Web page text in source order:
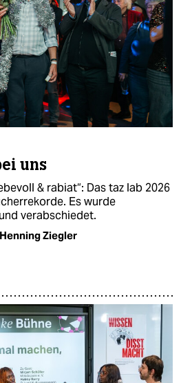
uns
& rabiat“: Das taz lab 2026
Es wurde
verabschiedet.
Henning Ziegler